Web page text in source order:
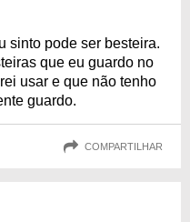
sinto pode ser besteira.
que eu guardo no
usar e que não tenho
guardo.
COMPARTILHAR